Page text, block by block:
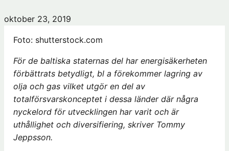
oktober 23, 2019
Foto: shutterstock.com
För de baltiska staternas del har energisäkerheten
förbättrats betydligt, bl a förekommer lagring av
olja och gas vilket utgör en del av
totalförsvarskonceptet i dessa länder där några
nyckelord för utvecklingen har varit och är
uthållighet och diversifiering, skriver Tommy
Jeppsson.